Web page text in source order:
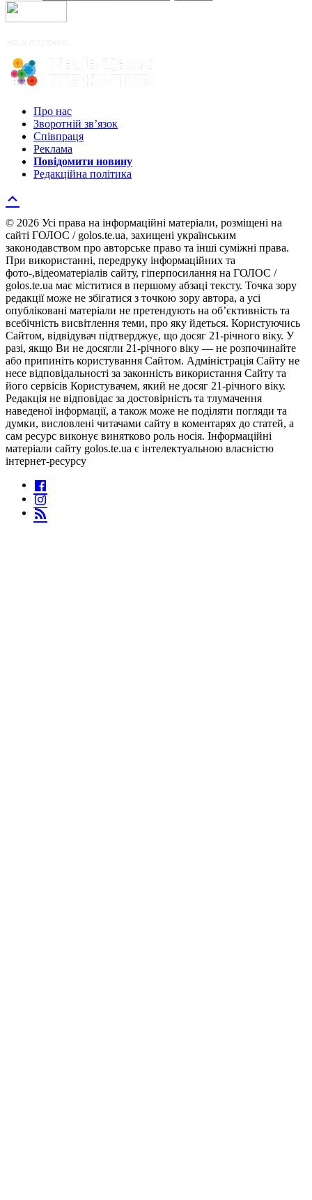
Про нас
Зворотній зв’язок
Співпраця
Реклама
Повідомити новину
Редакційна політика
© 2026 Усі права на інформаційні матеріали, розміщені на
сайті ГОЛОС / golos.te.ua, захищені українським
законодавством про авторське право та інші суміжні права.
При використанні, передруку інформаційних та
фото-,відеоматеріалів сайту, гіперпосилання на ГОЛОС /
golos.te.ua має міститися в першому абзаці тексту. Точка зору
редакції може не збігатися з точкою зору автора, а усі
опубліковані матеріали не претендують на об’єктивність та
всебічність висвітлення теми, про яку йдеться. Користуючись
Сайтом, відвідувач підтверджує, що досяг 21-річного віку. У
разі, якщо Ви не досягли 21-річного віку — не розпочинайте
або припиніть користування Сайтом. Адміністрація Сайту не
несе відповідальності за законність використання Сайту та
його сервісів Користувачем, який не досяг 21-річного віку.
Редакція не відповідає за достовірність та тлумачення
наведеної інформації, а також може не поділяти погляди та
думки, висловлені читачами сайту в коментарях до статей, а
сам ресурс виконує винятково роль носія. Інформаційні
матеріали сайту golos.te.ua є інтелектуальною власністю
інтернет-ресурсу